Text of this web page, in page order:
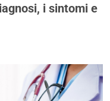
i sintomi e